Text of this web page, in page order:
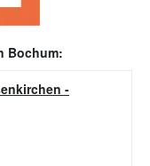
Bochum:
-